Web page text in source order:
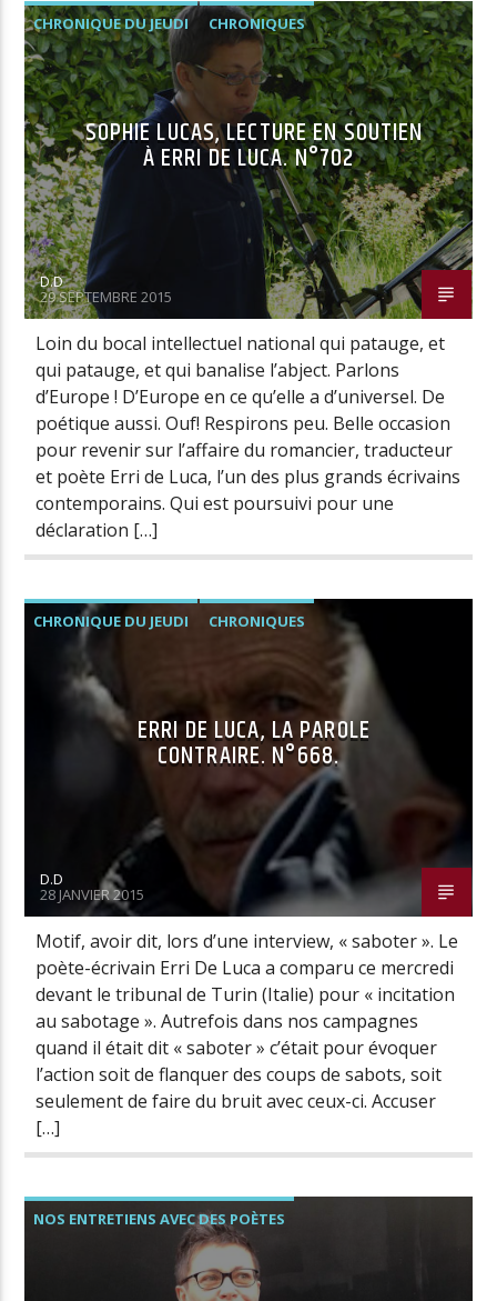
CHRONIQUE DU JEUDI CHRONIQUES
SOPHIE LUCAS, LECTURE EN SOUTIEN
À ERRI DE LUCA. N°702
D.D
29 SEPTEMBRE 2015
Loin du bocal intellectuel national qui patauge, et
qui patauge, et qui banalise l’abject. Parlons
d’Europe ! D’Europe en ce qu’elle a d’universel. De
poétique aussi. Ouf! Respirons peu. Belle occasion
pour revenir sur l’affaire du romancier, traducteur
et poète Erri de Luca, l’un des plus grands écrivains
contemporains. Qui est poursuivi pour une
déclaration […]
CHRONIQUE DU JEUDI CHRONIQUES
ERRI DE LUCA, LA PAROLE
CONTRAIRE. N°668.
D.D
28 JANVIER 2015
Motif, avoir dit, lors d’une interview, « saboter ». Le
poète-écrivain Erri De Luca a comparu ce mercredi
devant le tribunal de Turin (Italie) pour « incitation
au sabotage ». Autrefois dans nos campagnes
quand il était dit « saboter » c’était pour évoquer
l’action soit de flanquer des coups de sabots, soit
seulement de faire du bruit avec ceux-ci. Accuser
[…]
NOS ENTRETIENS AVEC DES POÈTES
PODCASTS ET CONFÉRENCES